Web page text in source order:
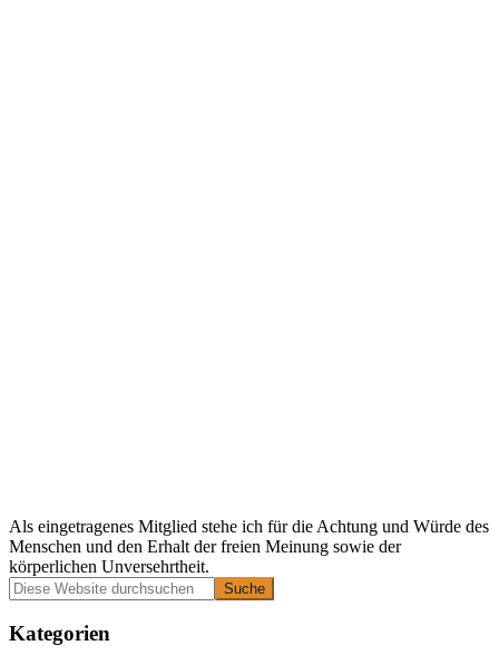
Als eingetragenes Mitglied stehe ich für die Achtung und Würde des
Menschen und den Erhalt der freien Meinung sowie der
körperlichen Unversehrtheit.
Primäre
Seitenleiste
Diese
Website
durchsuchen
Kategorien